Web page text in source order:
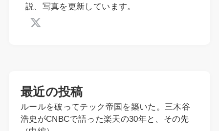
説、写真を更新しています。
最近の投稿
ルールを破ってテック帝国を築いた。三木谷
浩史がCNBCで語った楽天の30年と、その先